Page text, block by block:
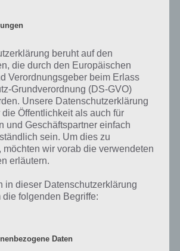
fesselndes Gameplay in Verbindung mit
Ein-Finger-Steuerung. Und man muss
Out! hat etwas. Durch die drei Bahnen, auf die
Spannung auf, denn man muss
richtige Bahn wechsweln, um nicht von den
zu werden. Durch das Sammeln von
Figuren freigeschaltet werden, sodass auch
ist. Schließlich will man den eigenen
cool umgesetzt und kann dank seines hohen
das Ganze über Werbung bzw. In-App-
beruht auf den
die durch den Europäischen
Verordnungsgeber beim Erlass
Grundverordnung (DS-GVO)
Unsere Datenschutzerklärung
Öffentlichkeit als auch für
und Geschäftspartner einfach
sein. Um dies zu
möchten wir vorab die verwendeten
erläutern.
in dieser Datenschutzerklärung
die folgenden Begriffe:
Daten